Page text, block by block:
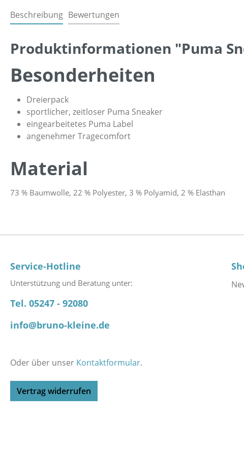
Beschreibung Bewertungen
Produktinformationen "Puma
Besonderheiten
Dreierpack
sportlicher, zeitloser Puma Sneaker
eingearbeitetes Puma Label
angenehmer Tragecomfort
Material
73 % Baumwolle, 22 % Polyester, 3 % Polyamid, 2 % Elasthan
Service-Hotline
Unterstützung und Beratung unter:
Tel. 05247 - 92080
info@bruno-kleine.de
Oder über unser Kontaktformular.
Vertrag widerrufen